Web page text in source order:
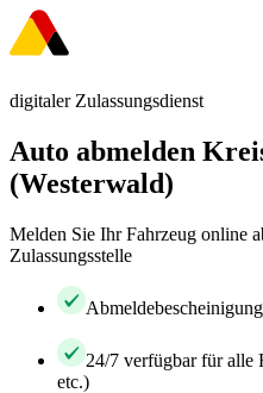
digitaler Zulassungsdienst
Auto abmelden
(Westerwald)
Melden Sie Ihr Fahrzeug online
Zulassungsstelle
24/7 verfügbar für alle
etc.)